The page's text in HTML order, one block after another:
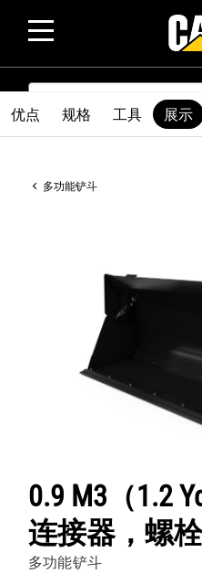
SEARCH
多功能铲斗
0.9 M3（1.2
连接器，螺
多功能铲斗
优点 规格 工具 展示